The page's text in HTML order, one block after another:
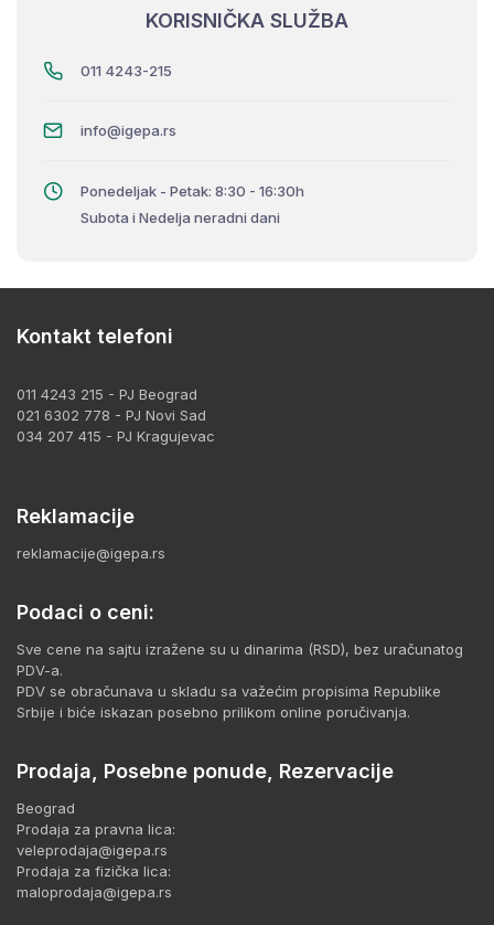
KORISNIČKA SLUŽBA
011 4243-215
info@igepa.rs
Ponedeljak - Petak: 8:30 - 16:30h
Subota i Nedelja neradni dani
Kontakt telefoni
011 4243 215 - PJ Beograd
021 6302 778 - PJ Novi Sad
034 207 415 - PJ Kragujevac
Reklamacije
reklamacije@igepa.rs
Podaci o ceni:
Sve cene na sajtu izražene su u dinarima (RSD), bez uračunatog
PDV-a.
PDV se obračunava u skladu sa važećim propisima Republike
Srbije i biće iskazan posebno prilikom online poručivanja.
Prodaja, Posebne ponude, Rezervacije
Beograd
Prodaja za pravna lica:
veleprodaja@igepa.rs
Prodaja za fizička lica:
maloprodaja@igepa.rs